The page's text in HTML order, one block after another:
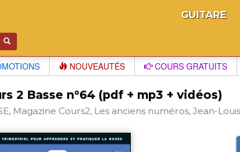
GUITARE
NOUVEAUTÉS COURS GRATUITS
2 Basse n°64 (pdf + mp3 + vidéos)
Magazine Cours2, Les anciens numéros, Jean-